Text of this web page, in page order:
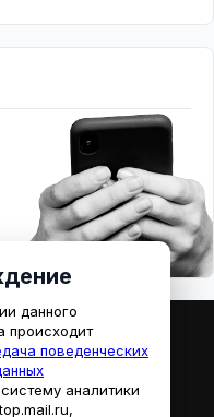
данного
происходит
поведенческих
аналитики